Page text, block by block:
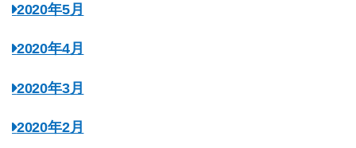
2020年5月
2020年4月
2020年3月
2020年2月